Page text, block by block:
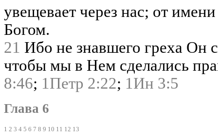
увещевает через нас; от
Богом.
21 Ибо не знавшего греха Он
чтобы мы в Нем сделались
8:46; 1Петр 2:22; 1Ин 3:5
Глава 6
1 2 3 4 5 6 7 8 9 10 11 12 13